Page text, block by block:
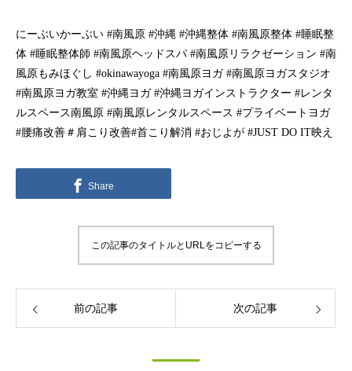
にーぶいかーぶい #南風原 #沖縄 #沖縄整体 #南風原整体 #睡眠整
体 #睡眠整体師 #南風原ヘッドスパ #南風原リラクゼーション #南
風原もみほぐし #okinawayoga #南風原ヨガ #南風原ヨガスタジオ
#南風原ヨガ教室 #沖縄ヨガ #沖縄ヨガインストラクター #レンタ
ルスペース南風原 #南風原レンタルスペース #プライベートヨガ
#腰痛改善＃肩こり改善#首こり解消 #おじよが #JUST DO IT映え
Share
この記事のタイトルとURLをコピーする
前の記事 次の記事